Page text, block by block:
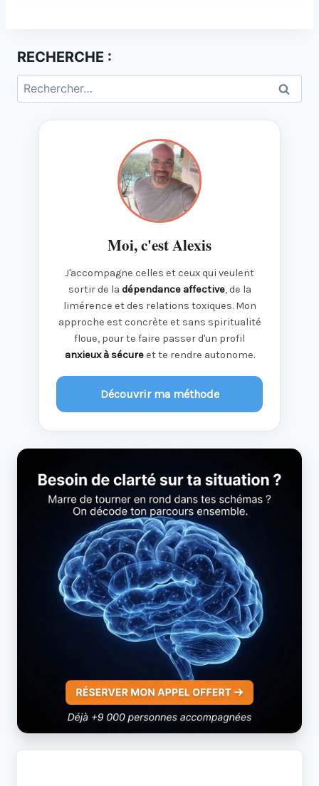
RECHERCHE :
Rechercher :
Moi, c'est Alexis
J'accompagne celles et ceux qui veulent
sortir de la dépendance affective, de la
limérence et des relations toxiques. Mon
approche est concrète et sans spiritualité
floue, pour te faire passer d'un profil
anxieux à sécureet te rendre autonome.
Découvrir ma méthode